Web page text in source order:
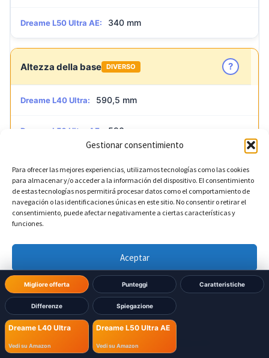
Gestionar consentimiento
Para ofrecer las mejores experiencias, utilizamos tecnologías como las cookies
para almacenar y/o acceder a la información del dispositivo. El consentimiento
de estas tecnologías nos permitirá procesar datos como el comportamiento de
navegación o las identificaciones únicas en este sitio. No consentir o retirar el
consentimiento, puede afectar negativamente a ciertas características y
funciones.
Aceptar
Denegar
Ver preferencias
Política de cookies Política de Privacidad
Migliore offerta Punteggi Caratteristiche
Differenze Spiegazione
Dreame L40 Ultra
Vedi su Amazon
Dreame L50 Ultra AE
Vedi su Amazon
Dreame L50 Ultra AE: 340 mm
Altezza della base DIVERSO ?
Dreame L40 Ultra: 590,5 mm
Dreame L50 Ultra AE: 590 mm
Profondità della base DIVERSO ?
Dreame L40 Ultra: 456,7 mm
Hai già deciso quale